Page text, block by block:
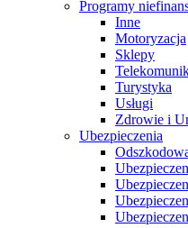
Programy
Inne
Motoryzacja
Sklepy
Turystyka
Usługi
Zdrowie i
Ubezpieczenia